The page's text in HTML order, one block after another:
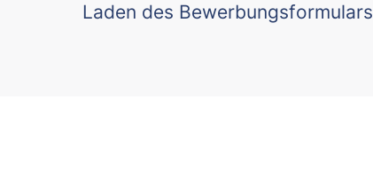
Laden des Bewerbungsformulars